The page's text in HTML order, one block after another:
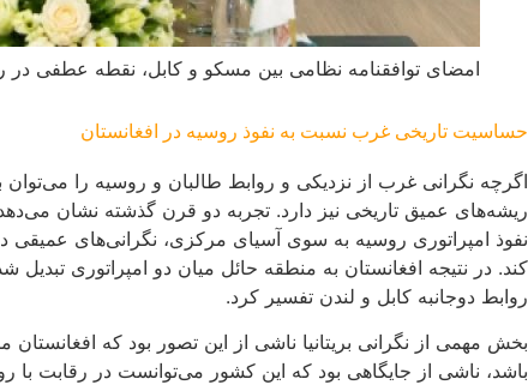
امضای توافقنامه نظامی بین مسکو و کابل، نقطه عطفی
حساسیت تاریخی غرب نسبت به نفوذ روسیه در افغانستان
اگرچه نگرانی غرب از نزدیکی و روابط طالبان و روسیه را
ریشه‌های عمیق تاریخی نیز دارد. تجربه دو قرن گذشته نشان
نفوذ امپراتوری روسیه به سوی آسیای مرکزی، نگرانی‌های عمیقی
کند. در نتیجه افغانستان به منطقه حائل میان دو امپراتوری
روابط دوجانبه کابل و لندن تفسیر کرد.
بخش مهمی از نگرانی بریتانیا ناشی از این تصور بود که